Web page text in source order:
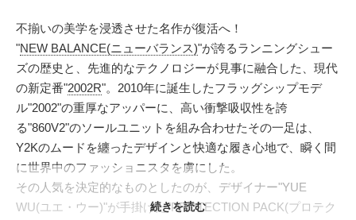
不揃いの美学を浸透させた名作が復活へ！
"NEW BALANCE(ニューバランス)"が誇るランニングシュー
ズの歴史と、先進的なテクノロジーが見事に融合した、現代
の新定番"2002R"。2010年に誕生したフラッグシップモデ
ル"2002"の重厚なアッパーに、高い衝撃吸収性を誇
る"860V2"のソールユニットを組み合わせたその一足は、
Y2Kのムードを纏ったデザインと快適な履き心地で、瞬く間
に世界中のファッショニスタを虜にした。
その人気を決定的なものとしたのが、デザイナー"YUE
WU(ユエ・ウー)"が手掛けた"PROTECTION PACK(プロテク
続きを読む